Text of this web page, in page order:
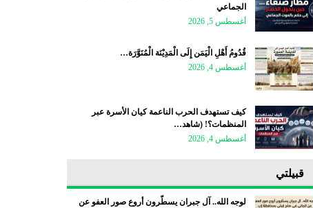
الجماعي
أغسطس 5, 2026
قُدُومُ أَهْلِ الْيَمَن إِلَى الْمَدِيْنَة الْمُنَوَّرَة…
أغسطس 4, 2026
كيف تستهدف الحرب الناعمة كيان الأسرة عبر
المنظمات؟! (شاهد…
أغسطس 4, 2026
قبيلتي
لوجه الله.. آل جبران يسطّرون أروع صور العفو عن